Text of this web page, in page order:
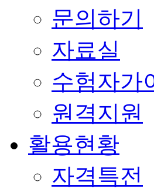
문의하기
자료실
수험자가
원격지원
활용현황
자격특전